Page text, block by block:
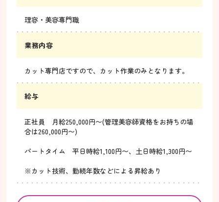
理容・美容専門職
業務内容
カット専門店ですので、カット作業のみとなります。
給与
正社員 月給250,000円〜(管理美容師資格をお持ちの場
合は260,000円〜)
パートタイム 平日時給1,100円〜、土日時給1,300円〜
※カット技術、勤続年数などによる昇給あり